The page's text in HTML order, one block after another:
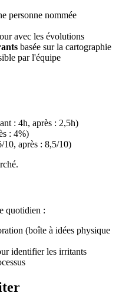
personne nommée
avec les évolutions
basée sur la cartographie
par l'équipe
: 4h, après : 2,5h)
: 4%)
10, après : 8,5/10)
quotidien :
(boîte à idées physique
identifier les irritants